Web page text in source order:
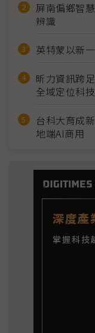
屏南偏鄉智
辨識
英特蒙以新
昕力資訊跨
全域定位科技
台科大育成
地端AI商用